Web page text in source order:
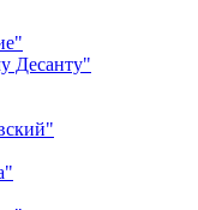
Десанту"